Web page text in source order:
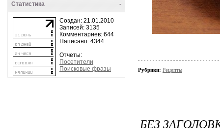
-
Статистика
Создан: 21.01.2010
Записей: 3135
Комментариев: 644
Написано: 4344
Отчеты:
Посетители
Поисковые фразы
Рубрики: Рецепты
БЕЗ